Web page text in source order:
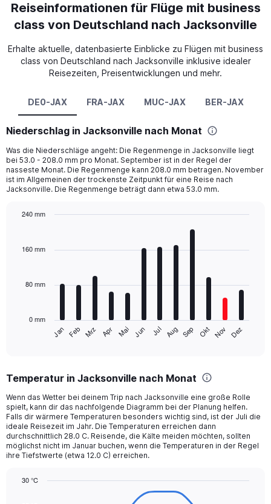
Reiseinformationen für Flüge mit business
class von Deutschland nach Jacksonville
Erhalte aktuelle, datenbasierte Einblicke zu Flügen mit business
class von Deutschland nach Jacksonville inklusive idealer
Reisezeiten, Preisentwicklungen und mehr.
DE0-JAX FRA-JAX MUC-JAX BER-JAX
Niederschlag in Jacksonville nach Monat
Was die Niederschläge angeht: Die Regenmenge in Jacksonville liegt
bei 53.0 - 208.0 mm pro Monat. September ist in der Regel der
nasseste Monat. Die Regenmenge kann 208.0 mm betragen. November
ist im Allgemeinen der trockenste Zeitpunkt für eine Reise nach
Jacksonville. Die Regenmenge beträgt dann etwa 53.0 mm.
with
The
Range:
categories.
The
chart
has
1
Y
displaying
Jan Feb Mrz Apr Mai Jun Jul Aug Sep Okt Nov Dez
0 mm
80 mm
160 mm
240 mm
Temperatur in Jacksonville nach Monat
Wenn das Wetter bei deinem Trip nach Jacksonville eine große Rolle
spielt, kann dir das nachfolgende Diagramm bei der Planung helfen.
Falls dir wärmere Temperaturen besonders wichtig sind, ist der Juli die
ideale Reisezeit im Jahr. Die Temperaturen erreichen dann
durchschnittlich 28.0 C. Reisende, die Kälte meiden möchten, sollten
möglichst nicht im Januar buchen, wenn die Temperaturen in der Regel
ihre Tiefstwerte (etwa 12.0 C) erreichen.
30 °C